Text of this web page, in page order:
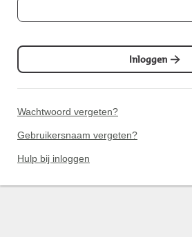
Inloggen
Wachtwoord vergeten?
Gebruikersnaam vergeten?
Hulp bij inloggen